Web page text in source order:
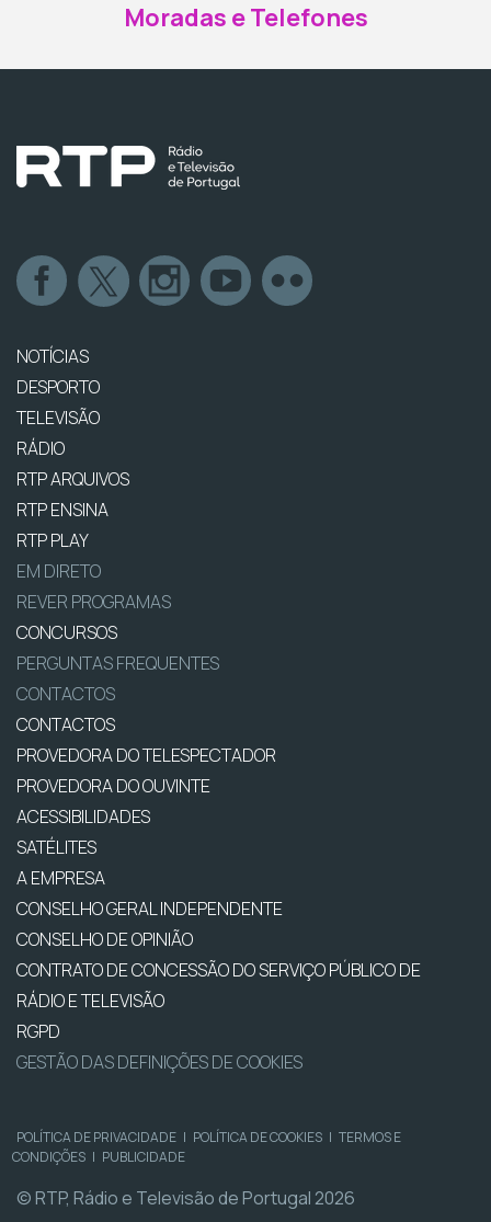
Moradas e Telefones
NOTÍCIAS
DESPORTO
TELEVISÃO
RÁDIO
RTP ARQUIVOS
RTP ENSINA
RTP PLAY
EM DIRETO
REVER PROGRAMAS
CONCURSOS
PERGUNTAS FREQUENTES
CONTACTOS
CONTACTOS
PROVEDORA DO TELESPECTADOR
PROVEDORA DO OUVINTE
ACESSIBILIDADES
SATÉLITES
A EMPRESA
CONSELHO GERAL INDEPENDENTE
CONSELHO DE OPINIÃO
CONTRATO DE CONCESSÃO DO SERVIÇO PÚBLICO DE
RÁDIO E TELEVISÃO
RGPD
GESTÃO DAS DEFINIÇÕES DE COOKIES
POLÍTICA DE PRIVACIDADE | POLÍTICA DE COOKIES | TERMOS E
CONDIÇÕES | PUBLICIDADE
© RTP, Rádio e Televisão de Portugal 2026